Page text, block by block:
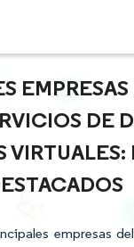
DE
VIRTUALES:
empresas